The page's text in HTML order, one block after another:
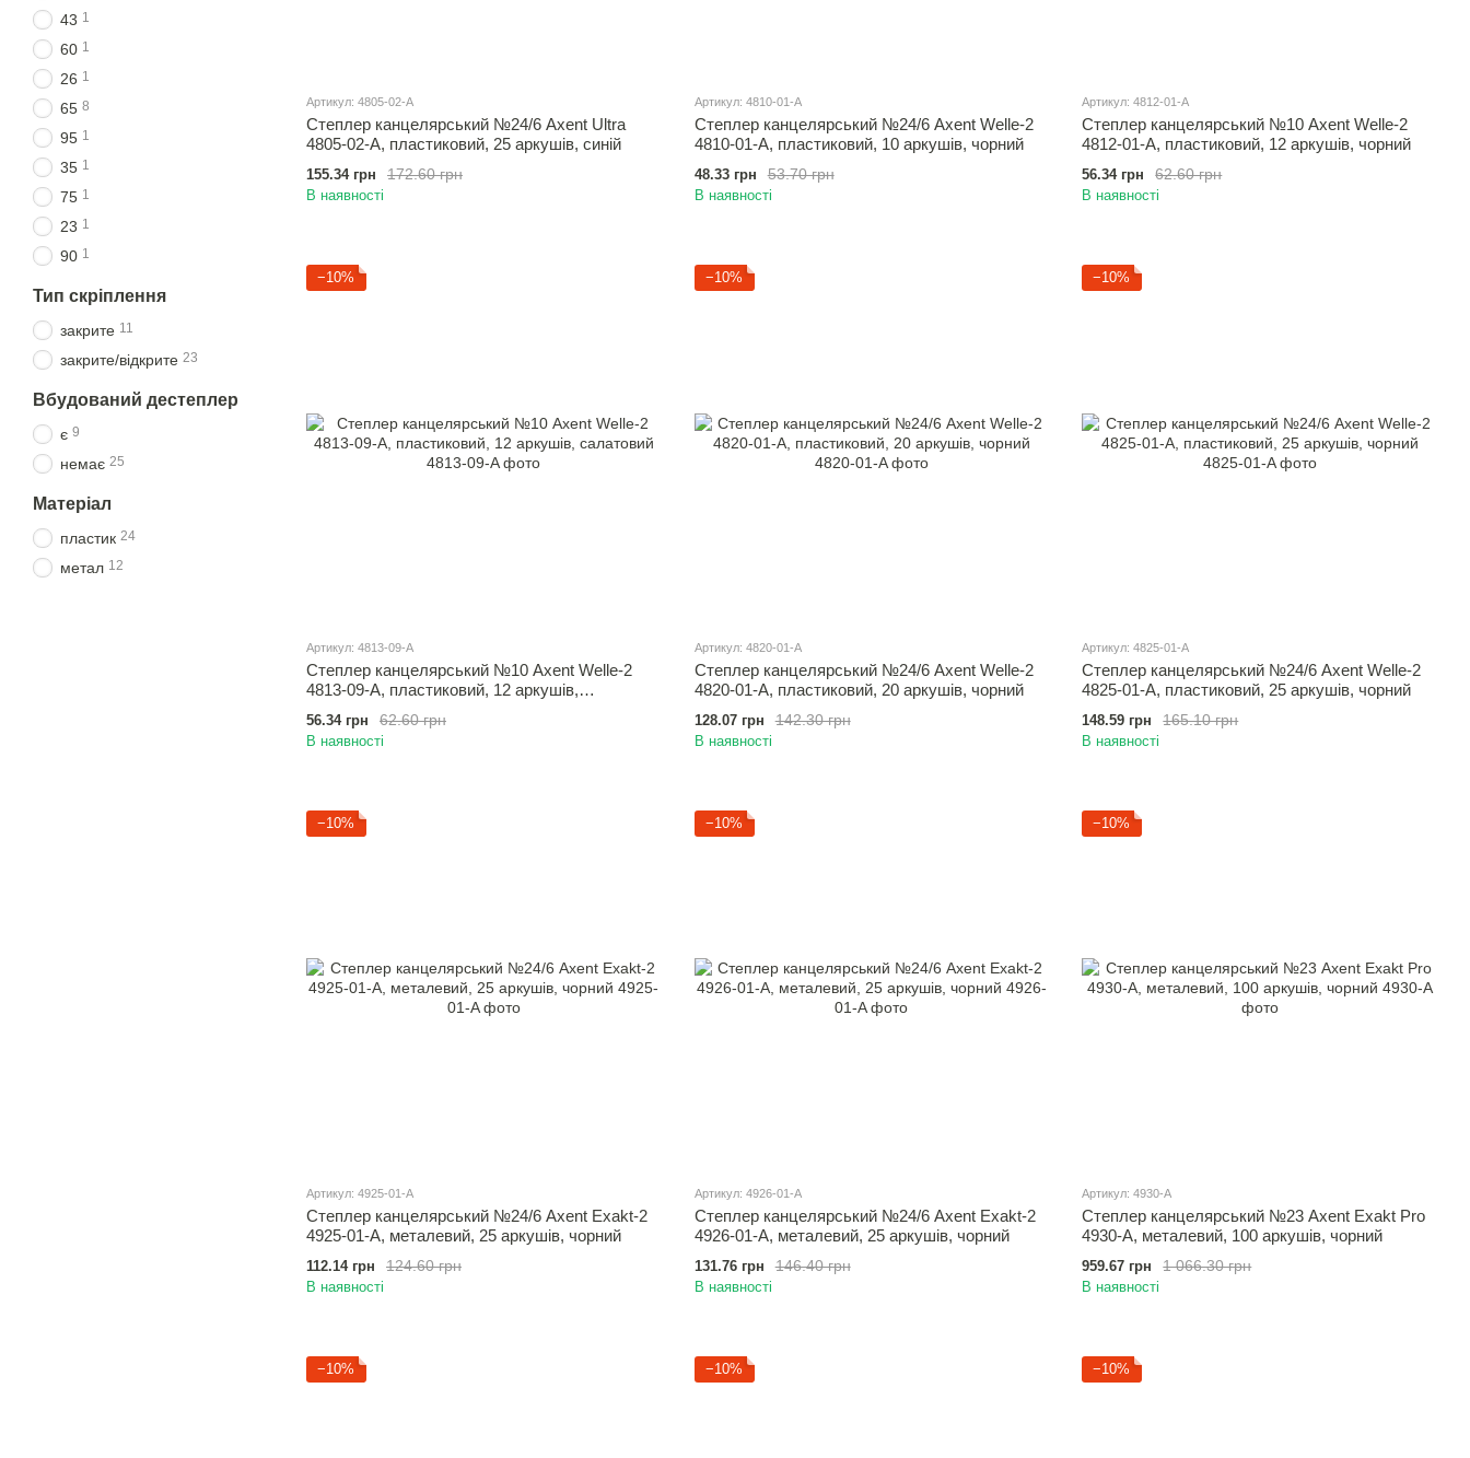
Артикул: 4805-02-A
Степлер канцелярський №24/6 Axent Ultra
4805-02-A, пластиковий, 25 аркушів, синій
172.60 грн
155.34 грн
В наявності
Артикул: 4810-01-A
Степлер канцелярський №24/6 Axent Welle-2
4810-01-A, пластиковий, 10 аркушів, чорний
53.70 грн
48.33 грн
В наявності
Артикул: 4812-01-A
Степлер канцелярський №10 Axent Welle-2
4812-01-A, пластиковий, 12 аркушів, чорний
62.60 грн
56.34 грн
В наявності
−10%
Артикул: 4813-09-A
Степлер канцелярський №10 Axent Welle-2
4813-09-A, пластиковий, 12 аркушів,
62.60 грн
56.34 грн
В наявності
−10%
Артикул: 4820-01-A
Степлер канцелярський №24/6 Axent Welle-2
4820-01-A, пластиковий, 20 аркушів, чорний
142.30 грн
128.07 грн
В наявності
−10%
Артикул: 4825-01-A
Степлер канцелярський №24/6 Axent Welle-2
4825-01-A, пластиковий, 25 аркушів, чорний
165.10 грн
148.59 грн
В наявності
−10%
Артикул: 4925-01-A
Степлер канцелярський №24/6 Axent Exakt-2
4925-01-A, металевий, 25 аркушів, чорний
124.60 грн
112.14 грн
В наявності
−10%
Артикул: 4926-01-A
Степлер канцелярський №24/6 Axent Exakt-2
4926-01-A, металевий, 25 аркушів, чорний
146.40 грн
131.76 грн
В наявності
−10%
Артикул: 4930-A
Степлер канцелярський №23 Axent Exakt Pro
4930-A, металевий, 100 аркушів, чорний
1 066.30 грн
959.67 грн
В наявності
−10% −10% −10%
43 1
60 1
26 1
65 8
95 1
35 1
75 1
23 1
90 1
Тип скріплення
закрите 11
закрите/відкрите 23
Вбудований дестеплер
є 9
немає 25
Матеріал
пластик 24
метал 12